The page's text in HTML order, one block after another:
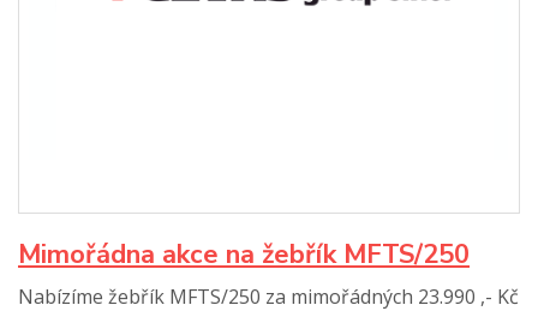
Mimořádna akce na žebřík MFTS/250
Nabízíme žebřík MFTS/250 za mimořádných 23.990 ,- Kč